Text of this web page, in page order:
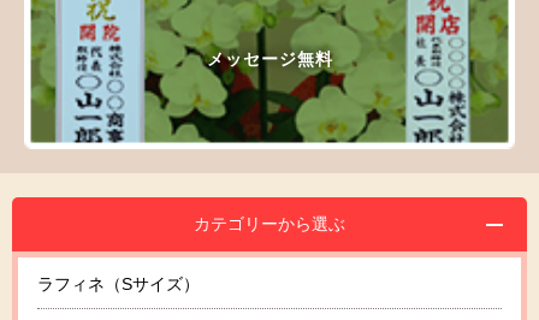
メッセージ無料
カテゴリーから選ぶ
ラフィネ（Sサイズ）